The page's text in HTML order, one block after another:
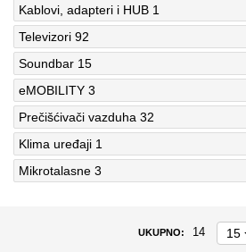
Kablovi, adapteri i HUB 1
Televizori 92
Soundbar 15
eMOBILITY 3
Prečišćivači vazduha 32
Klima uređaji 1
Mikrotalasne 3
UKUPNO: 14 15